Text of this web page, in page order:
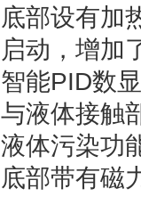
底部设有加
启动，增加
智能PID数
与液体接触
液体污染功
底部带有磁